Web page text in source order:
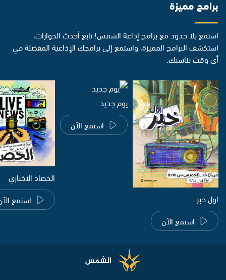
برامج مميزة
استمع بلا حدود مع برامج إذاعة الشمس! تابع أحدث الحوارات،
استكشف البرامج المميزة، واستمع إلى برامجك الإذاعية المفضلة في
أي وقت يناسبك.
اول خبر
استمع الآن
يوم جديد
استمع الآن
الحصاد الاخباري
استمع